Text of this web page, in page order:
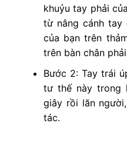
khuỷu tay phải
từ nâng cánh tay
của bạn trên
trên bàn chân
Bước 2: Tay trái
tư thế này trong
giây rồi lăn
tác.